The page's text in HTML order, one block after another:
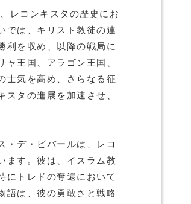
レコンキスタの歴史にお
では、キリスト教徒の連
利を収め、以降の戦局に
王国、アラゴン王国、
士気を高め、さらなる征
スタの進展を加速させ、
・デ・ビバールは、レコ
ます。彼は、イスラム教
にトレドの奪還において
語は、彼の勇敢さと戦略